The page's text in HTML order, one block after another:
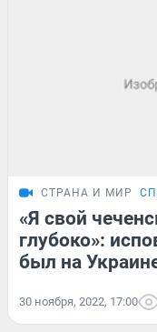
СТРАНА И МИР
«Я свой
глубоко»:
был на
30 ноября, 2022, 17:00